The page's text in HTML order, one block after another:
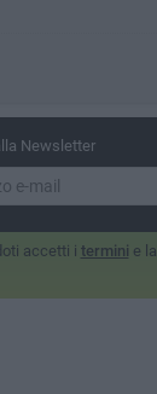
Newsletter
accetti i termini e la